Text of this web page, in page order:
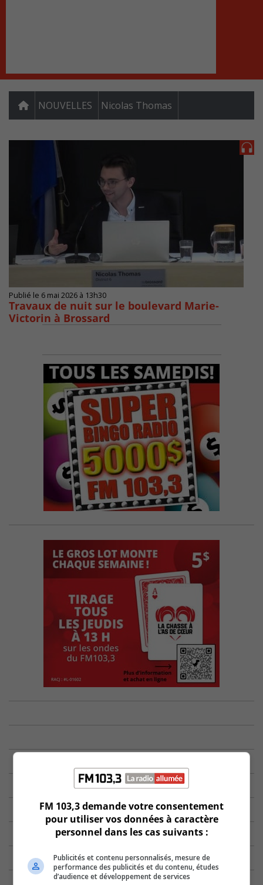
NOUVELLES Nicolas Thomas
Publié le 6 mai 2026 à 13h30
Travaux de nuit sur le boulevard Marie-
Victorin à Brossard
FM 103,3 demande votre consentement
pour utiliser vos données à caractère
personnel dans les cas suivants :
Publicités et contenu personnalisés, mesure de
performance des publicités et du contenu, études
d’audience et développement de services